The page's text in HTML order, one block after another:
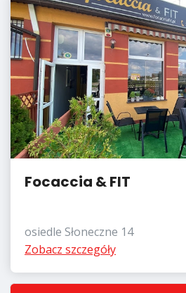
Focaccia & FIT
osiedle Słoneczne 14
Zobacz szczegóły